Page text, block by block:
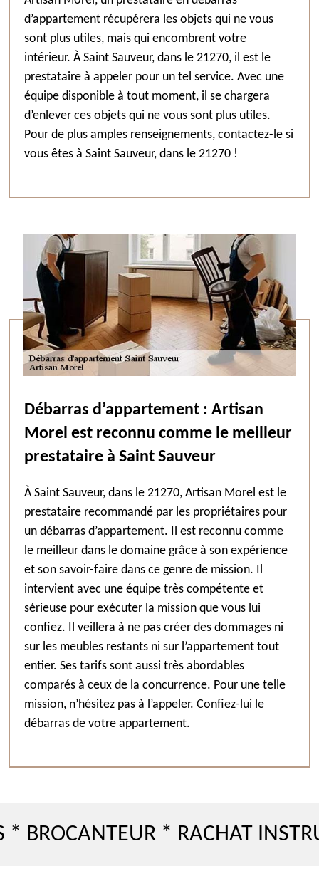
d’appartement récupérera les objets qui ne vous
sont plus utiles, mais qui encombrent votre
intérieur. À Saint Sauveur, dans le 21270, il est le
prestataire à appeler pour un tel service. Avec une
équipe disponible à tout moment, il se chargera
d’enlever ces objets qui ne vous sont plus utiles.
Pour de plus amples renseignements, contactez-le si
vous êtes à Saint Sauveur, dans le 21270 !
Débarras d’appartement : Artisan
Morel est reconnu comme le meilleur
prestataire à Saint Sauveur
À Saint Sauveur, dans le 21270, Artisan Morel est le
prestataire recommandé par les propriétaires pour
un débarras d’appartement. Il est reconnu comme
le meilleur dans le domaine grâce à son expérience
et son savoir-faire dans ce genre de mission. Il
intervient avec une équipe très compétente et
sérieuse pour exécuter la mission que vous lui
confiez. Il veillera à ne pas créer des dommages ni
sur les meubles restants ni sur l’appartement tout
entier. Ses tarifs sont aussi très abordables
comparés à ceux de la concurrence. Pour une telle
mission, n’hésitez pas à l’appeler. Confiez-lui le
débarras de votre appartement.
* RACHAT